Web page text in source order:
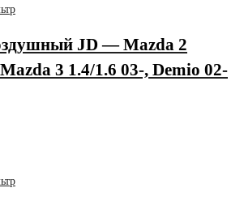
JD — Mazda 2
3 1.4/1.6 03-, Demio 02-